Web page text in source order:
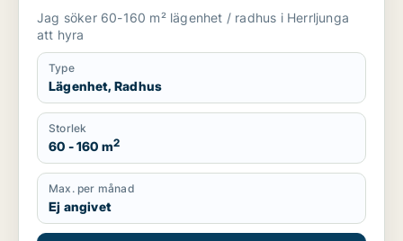
Jag söker 60-160 m² lägenhet / radhus i Herrljunga
att hyra
Type
Lägenhet, Radhus
Storlek
60 - 160 m2
Max. per månad
Ej angivet